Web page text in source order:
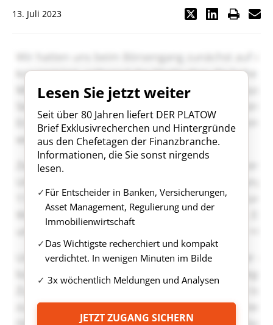
13. Juli 2023
Lesen Sie jetzt weiter
Seit über 80 Jahren liefert DER PLATOW
Brief Exklusivrecherchen und Hintergründe
aus den Chefetagen der Finanzbranche.
Informationen, die Sie sonst nirgends
lesen.
Für Entscheider in Banken, Versicherungen,
Asset Management, Regulierung und der
Immobilienwirtschaft
Das Wichtigste recherchiert und kompakt
verdichtet. In wenigen Minuten im Bilde
3x wöchentlich Meldungen und Analysen
JETZT ZUGANG SICHERN